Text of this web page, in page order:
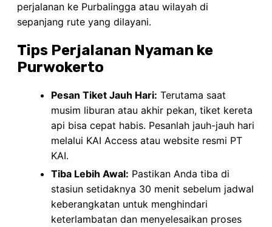
perjalanan ke Purbalingga atau wilayah di
sepanjang rute yang dilayani.
Tips Perjalanan Nyaman ke
Purwokerto
Pesan Tiket Jauh Hari: Terutama saat
musim liburan atau akhir pekan, tiket kereta
api bisa cepat habis. Pesanlah jauh-jauh hari
melalui KAI Access atau website resmi PT
KAI.
Tiba Lebih Awal: Pastikan Anda tiba di
stasiun setidaknya 30 menit sebelum jadwal
keberangkatan untuk menghindari
keterlambatan dan menyelesaikan proses